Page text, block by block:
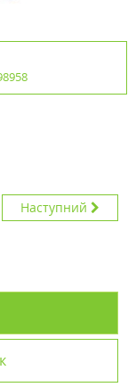
Наступний